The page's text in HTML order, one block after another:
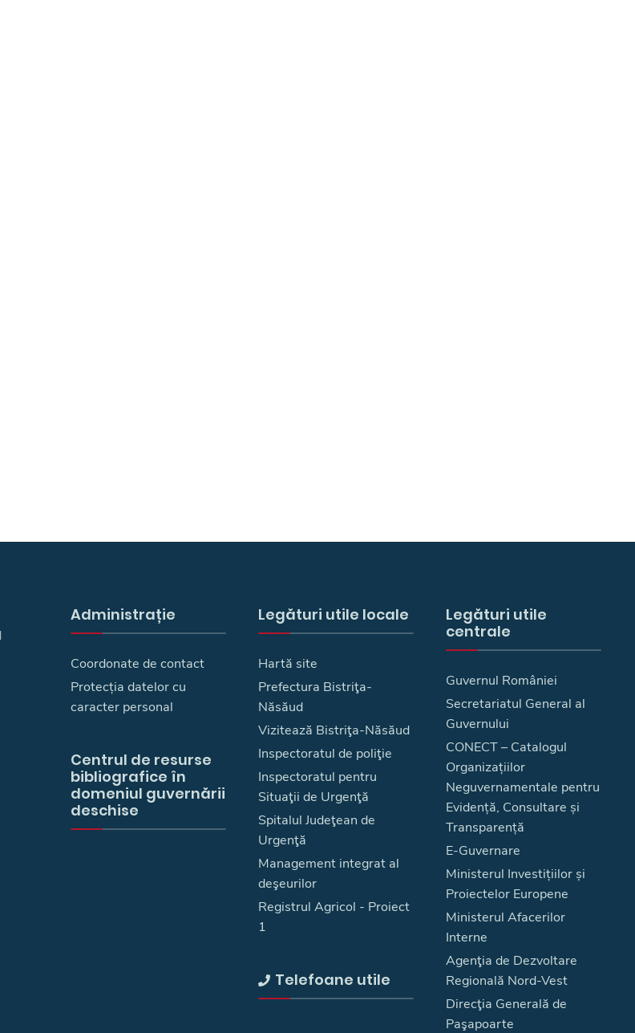
Administrație
Coordonate de contact
Protecția datelor cu
caracter personal
Centrul de resurse
bibliografice în
domeniul guvernării
deschise
Legături utile locale
Hartă site
Prefectura Bistriţa-
Năsăud
Vizitează Bistriţa-Năsăud
Inspectoratul de poliţie
Inspectoratul pentru
Situaţii de Urgenţă
Spitalul Judeţean de
Urgenţă
Management integrat al
deşeurilor
Registrul Agricol - Proiect
1
Telefoane utile
Legături utile
centrale
Guvernul României
Secretariatul General al
Guvernului
CONECT – Catalogul
Organizațiilor
Neguvernamentale pentru
Evidență, Consultare și
Transparență
E-Guvernare
Ministerul Investițiilor și
Proiectelor Europene
Ministerul Afacerilor
Interne
Agenţia de Dezvoltare
Regională Nord-Vest
Direcţia Generală de
Paşapoarte